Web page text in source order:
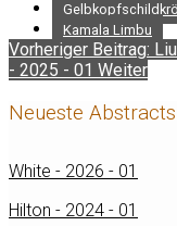
Kamala Limbu
Vorheriger Beitrag:
- 2025 - 01 Weiter
Neueste Abstracts
White - 2026 - 01
Hilton - 2024 - 01